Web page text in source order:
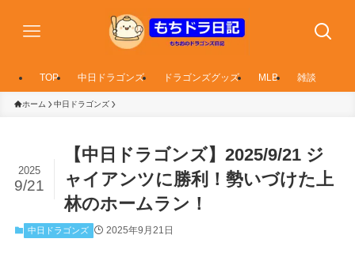
TOP 中日ドラゴンズ ドラゴンズグッズ MLB 雑談
ホーム 中日ドラゴンズ
【中日ドラゴンズ】2025/9/21 ジ
ャイアンツに勝利！勢いづけた上
林のホームラン！
2025
9/21
中日ドラゴンズ 2025年9月21日